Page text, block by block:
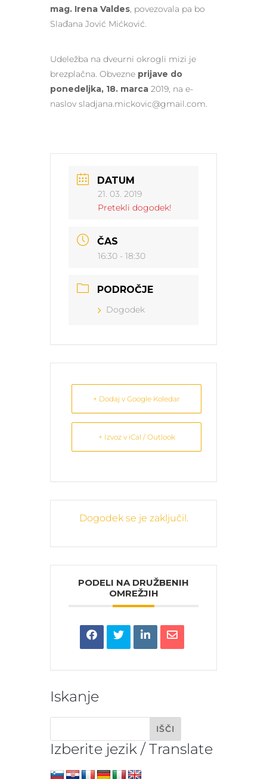
mag. Irena Valdes, povezovala pa bo
Slađana Jović Mićković.
Udeležba na dveurni okrogli mizi je
brezplačna. Obvezne prijave do
ponedeljka, 18. marca 2019, na e-
naslov sladjana.mickovic@gmail.com.
DATUM
21. 03. 2019
Pretekli dogodek!
ČAS
16:30 - 18:30
PODROČJE
Dogodek
+ Dodaj v Google Koledar
+ Izvoz v iCal / Outlook
Dogodek se je zaključil.
PODELI NA DRUŽBENIH
OMREŽJIH
Iskanje
Izberite jezik / Translate